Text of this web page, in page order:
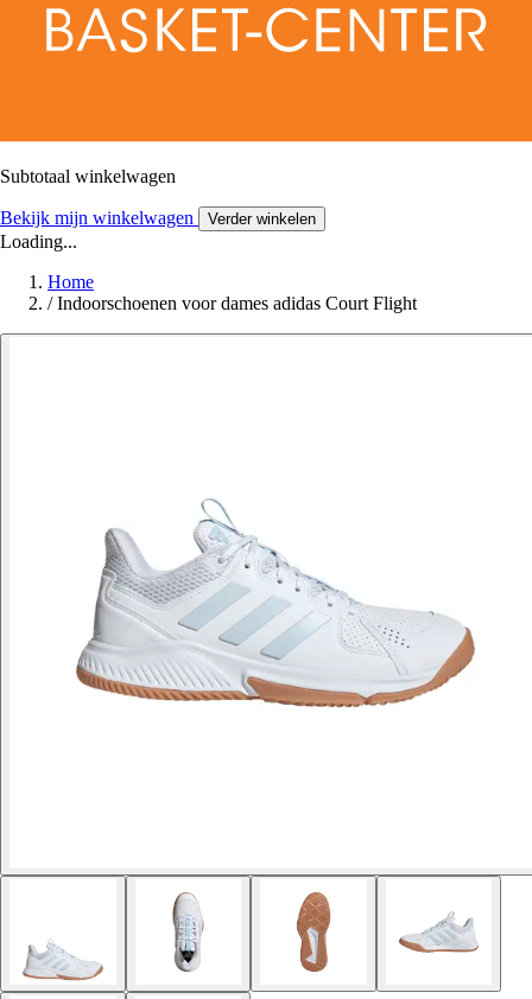
Subtotaal winkelwagen
Bekijk mijn winkelwagen Verder winkelen
Loading...
Home
/ Indoorschoenen voor dames adidas Court Flight